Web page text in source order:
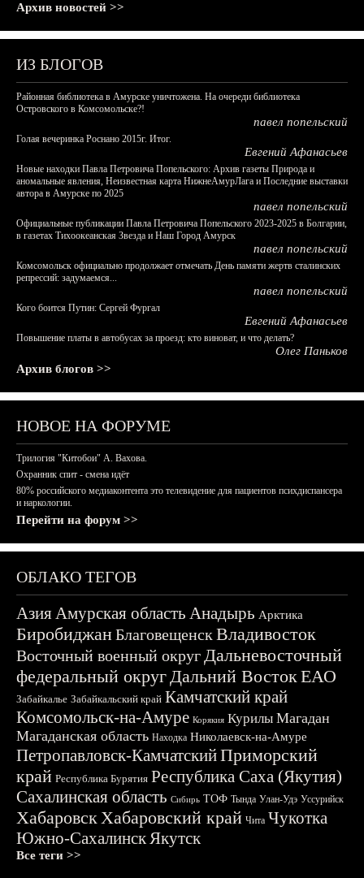
Архив новостей >>
ИЗ БЛОГОВ
Районная библиотека в Амурске уничтожена. На очереди библиотека
Островского в Комсомольске?!
павел попельский
Голая вечеринка Роснано 2015г. Итог.
Евгений Афанасьев
Новые находки Павла Петровича Попельского: Архив газеты Природа и
аномальные явления, Неизвестная карта НижнеАмурЛага и Последние выставки
автора в Амурске по 2025
павел попельский
Официальные публикации Павла Петровича Попельского 2023-2025 в Болгарии,
в газетах Тихоокеанская Звезда и Наш Город Амурск
павел попельский
Комсомольск официально продолжает отмечать День памяти жертв сталинских
репрессий: задумаемся...
павел попельский
Кого боится Путин: Сергей Фургал
Евгений Афанасьев
Повышение платы в автобусах за проезд: кто виноват, и что делать?
Олег Паньков
Архив блогов >>
НОВОЕ НА ФОРУМЕ
Трилогия "Китобои" А. Вахова.
Охранник спит - смена идёт
80% российского медиаконтента это телевидение для пациентов психдиспансера
и наркологии.
Перейти на форум >>
ОБЛАКО ТЕГОВ
АзияАмурская область Анадырь Арктика
БиробиджанБлаговещенскВладивосток
Восточный военный округДальневосточный
федеральный округДальний ВостокЕАО
Забайкалье Забайкальский край Камчатский край
Комсомольск-на-Амуре Корякия Курилы Магадан
Магаданская область Находка Николаевск-на-Амуре
Петропавловск-КамчатскийПриморский
край Республика Бурятия Республика Саха (Якутия)
Сахалинская область Сибирь ТОФ Тында Улан-Удэ Уссурийск
ХабаровскХабаровский край Чита Чукотка
Южно-СахалинскЯкутск
Все теги >>